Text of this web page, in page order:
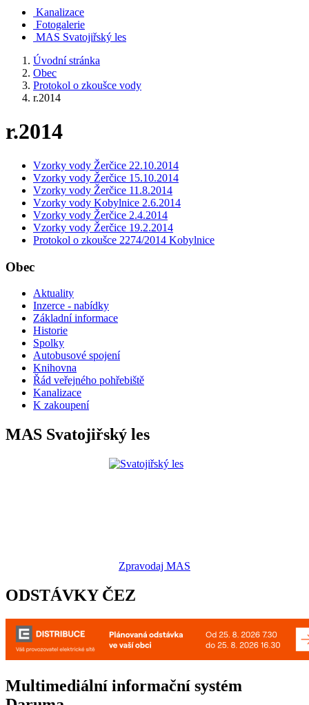
Kanalizace
Fotogalerie
MAS Svatojiřský les
Úvodní stránka
Obec
Protokol o zkoušce vody
r.2014
r.2014
Vzorky vody Žerčice 22.10.2014
Vzorky vody Žerčice 15.10.2014
Vzorky vody Žerčice 11.8.2014
Vzorky vody Kobylnice 2.6.2014
Vzorky vody Žerčice 2.4.2014
Vzorky vody Žerčice 19.2.2014
Protokol o zkoušce 2274/2014 Kobylnice
Obec
Aktuality
Inzerce - nabídky
Základní informace
Historie
Spolky
Autobusové spojení
Knihovna
Řád veřejného pohřebiště
Kanalizace
K zakoupení
MAS Svatojiřský les
Zpravodaj MAS
ODSTÁVKY ČEZ
Multimediální informační systém